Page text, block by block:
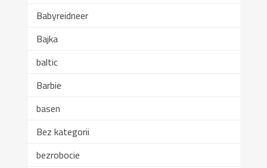
Babyreidneer
Bajka
baltic
Barbie
basen
Bez kategorii
bezrobocie